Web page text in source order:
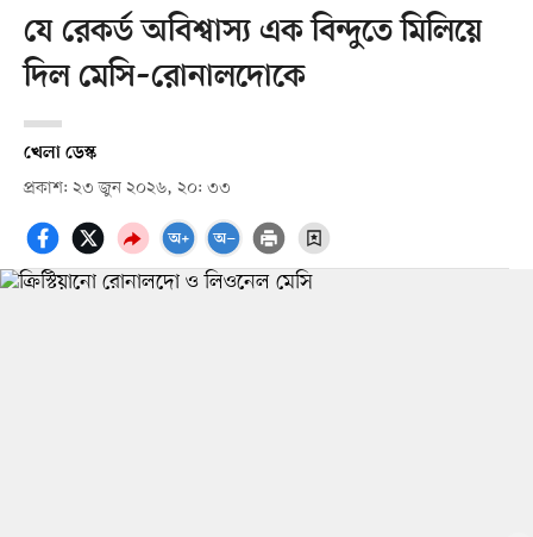
যে রেকর্ড অবিশ্বাস্য এক বিন্দুতে মিলিয়ে
দিল মেসি–রোনালদোকে
খেলা ডেস্ক
প্রকাশ: ২৩ জুন ২০২৬, ২০: ৩৩